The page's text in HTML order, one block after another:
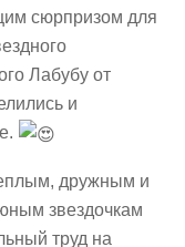
сюрпризом для
Лабубу от
и
дружным и
звездочкам
труд на